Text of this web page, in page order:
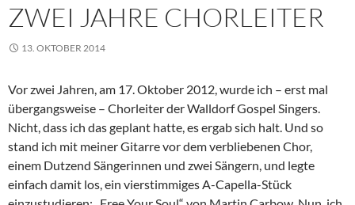
ZWEI JAHRE CHORLEITER
13. OKTOBER 2014
Vor zwei Jahren, am 17. Oktober 2012, wurde ich – erst mal
übergangsweise – Chorleiter der Walldorf Gospel Singers.
Nicht, dass ich das geplant hatte, es ergab sich halt. Und so
stand ich mit meiner Gitarre vor dem verbliebenen Chor,
einem Dutzend Sängerinnen und zwei Sängern, und legte
einfach damit los, ein vierstimmiges A-Capella-Stück